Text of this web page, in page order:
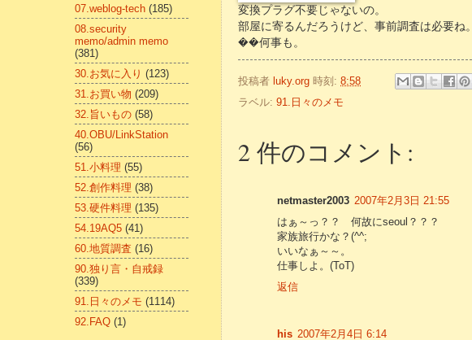
変換プラグ不要じゃないの。
部屋に寄るんだろうけど、事前調査は必要ね。
��何事も。
投稿者 luky.org 時刻: 8:58
ラベル: 91.日々のメモ
2 件のコメント:
netmaster2003 2007年2月3日 21:55
はぁ～っ？？ 何故にseoul？？？
家族旅行かな？(^^;
いいなぁ～～。
仕事しよ。(ToT)
返信
his 2007年2月4日 6:14
07.weblog-tech (185)
08.security
memo/admin memo
(381)
30.お気に入り (123)
31.お買い物 (209)
32.旨いもの (58)
40.OBU/LinkStation
(56)
51.小料理 (55)
52.創作料理 (38)
53.硬件料理 (135)
54.19AQ5 (41)
60.地質調査 (16)
90.独り言・自戒録
(339)
91.日々のメモ (1114)
92.FAQ (1)